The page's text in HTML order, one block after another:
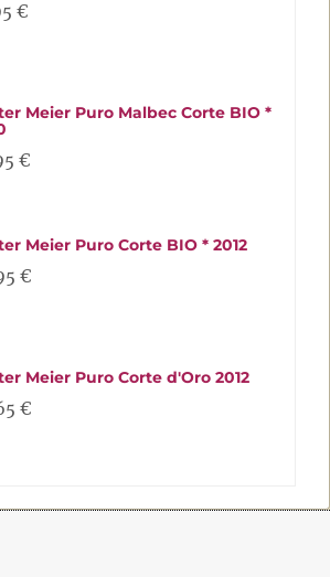
€
Meier Puro Malbec Corte BIO *
€
Meier Puro Corte BIO * 2012
€
Meier Puro Corte d'Oro 2012
€